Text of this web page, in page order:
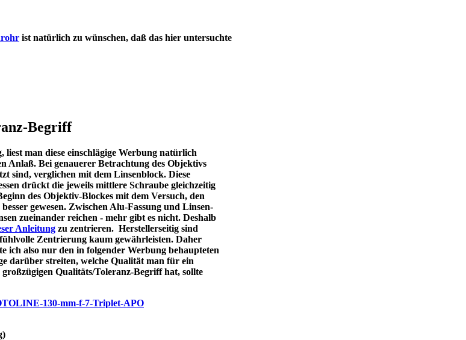
ist natürlich zu wünschen, daß das hier untersuchte
Begriff
man diese einschlägige Werbung natürlich
Anlaß. Bei genauerer Betrachtung des Objektivs
sind, verglichen mit dem Linsenblock. Diese
drückt die jeweils mittlere Schraube gleichzeitig
des Objektiv-Blockes mit dem Versuch, den
gewesen. Zwischen Alu-Fassung und Linsen-
zueinander reichen - mehr gibt es nicht. Deshalb
Anleitung zu zentrieren. Herstellerseitig sind
Zentrierung kaum gewährleisten. Daher
ich also nur den in folgender Werbung behaupteten
darüber streiten, welche Qualität man für ein
Qualitäts/Toleranz-Begriff hat, sollte
130-mm-f-7-Triplet-APO